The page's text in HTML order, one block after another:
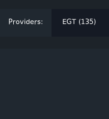
Providers: EGT (135)